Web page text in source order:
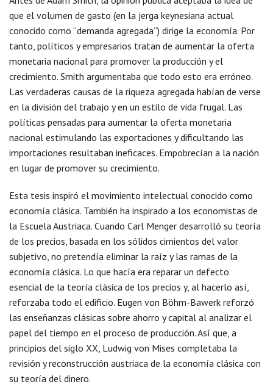
que el volumen de gasto (en la jerga keynesiana actual
conocido como “demanda agregada”) dirige la economía. Por
tanto, políticos y empresarios tratan de aumentar la oferta
monetaria nacional para promover la producción y el
crecimiento. Smith argumentaba que todo esto era erróneo.
Las verdaderas causas de la riqueza agregada habían de verse
en la división del trabajo y en un estilo de vida frugal. Las
políticas pensadas para aumentar la oferta monetaria
nacional estimulando las exportaciones y dificultando las
importaciones resultaban ineficaces. Empobrecían a la nación
en lugar de promover su crecimiento.
Esta tesis inspiró el movimiento intelectual conocido como
economía clásica. También ha inspirado a los economistas de
la Escuela Austriaca. Cuando Carl Menger desarrolló su teoría
de los precios, basada en los sólidos cimientos del valor
subjetivo, no pretendía eliminar la raíz y las ramas de la
economía clásica. Lo que hacía era reparar un defecto
esencial de la teoría clásica de los precios y, al hacerlo así,
reforzaba todo el edificio. Eugen von Böhm-Bawerk reforzó
las enseñanzas clásicas sobre ahorro y capital al analizar el
papel del tiempo en el proceso de producción. Así que, a
principios del siglo XX, Ludwig von Mises completaba la
revisión y reconstrucción austriaca de la economía clásica con
su teoría del dinero.